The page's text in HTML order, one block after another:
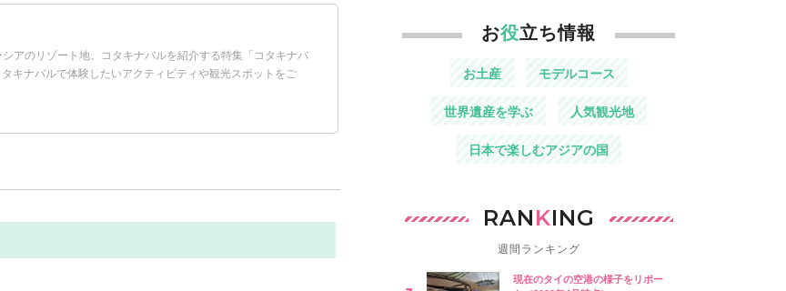
アのリゾート地、コタキナバルを紹介する特集「コタキナバ
キナバルで体験したいアクティビティや観光スポットをご
お役立ち情報
お土産 モデルコース
世界遺産を学ぶ 人気観光地
日本で楽しむアジアの国
RANKING
週間ランキング
現在のタイの空港の様子をリポー